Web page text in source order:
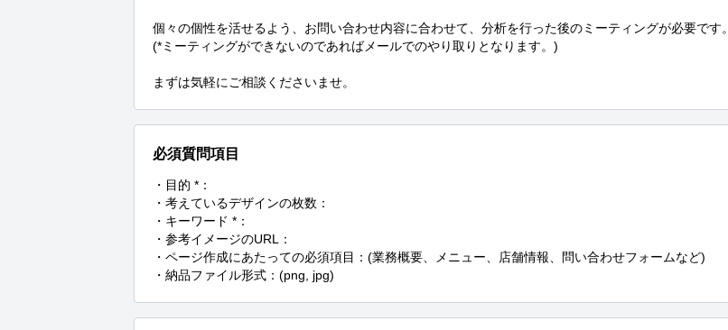
個々の個性を活せるよう、お問い合わせ内容に合わせて、分析を行った後のミーティングが必要です。
(*ミーティングができないのであればメールでのやり取りとなります。)
まずは気軽にご相談くださいませ。
必須質問項目
・目的 *：
・考えているデザインの枚数：
・キーワード *：
・参考イメージのURL：
・ページ作成にあたっての必須項目：(業務概要、メニュー、店舗情報、問い合わせフォームなど)
・納品ファイル形式：(png, jpg)